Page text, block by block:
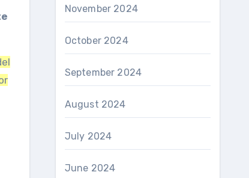
November 2024
October 2024
September 2024
August 2024
July 2024
June 2024